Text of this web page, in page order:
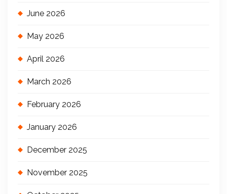
June 2026
May 2026
April 2026
March 2026
February 2026
January 2026
December 2025
November 2025